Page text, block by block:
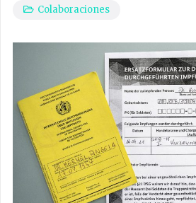
Colaboraciones